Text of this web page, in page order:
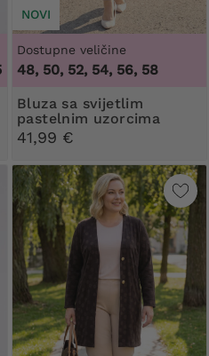
54, 56, 58, 60, 62, 64
NOVI
Dostupne veličine
48, 50, 52, 54, 56, 58
Bluza sa svijetlim
pastelnim uzorcima
41,99 €